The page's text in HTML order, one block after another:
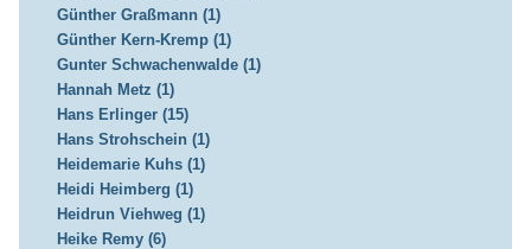
Günther Graßmann (1)
Günther Kern-Kremp (1)
Gunter Schwachenwalde (1)
Hannah Metz (1)
Hans Erlinger (15)
Hans Strohschein (1)
Heidemarie Kuhs (1)
Heidi Heimberg (1)
Heidrun Viehweg (1)
Heike Remy (6)